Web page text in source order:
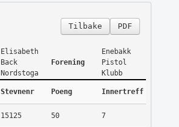
PDF
Tilbake
Elisabeth
Back
Nordstoga
Forening
Enebakk
Pistol
Klubb
Stevnenr Poeng Innertreff
15125 50 7